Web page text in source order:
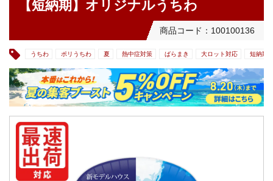
【短納期】オリジナルうちわ
商品コード：100100136
うちわ ポリうちわ 夏 熱中症対策 ばらまき 大ロット対応 短納期